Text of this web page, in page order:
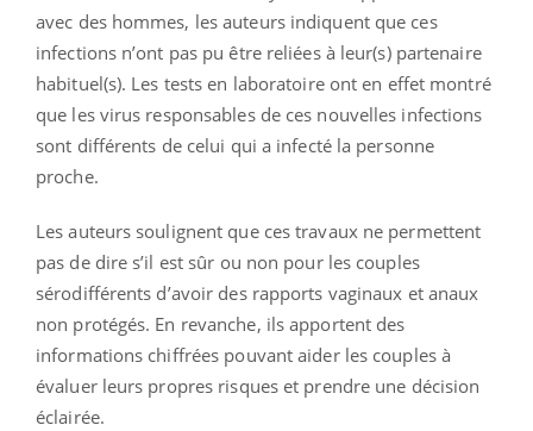
avec des hommes, les auteurs indiquent que ces
infections n’ont pas pu être reliées à leur(s) partenaire
habituel(s). Les tests en laboratoire ont en effet montré
que les virus responsables de ces nouvelles infections
sont différents de celui qui a infecté la personne
proche.
Les auteurs soulignent que ces travaux ne permettent
pas de dire s’il est sûr ou non pour les couples
sérodifférents d’avoir des rapports vaginaux et anaux
non protégés. En revanche, ils apportent des
informations chiffrées pouvant aider les couples à
évaluer leurs propres risques et prendre une décision
éclairée.